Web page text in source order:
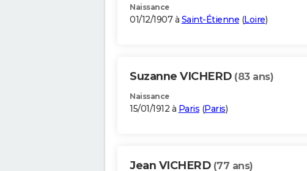
Naissance
01/12/1907 à Saint-Étienne (Loire)
Suzanne VICHERD (83 ans)
Naissance
15/01/1912 à Paris (Paris)
Jean VICHERD (77 ans)